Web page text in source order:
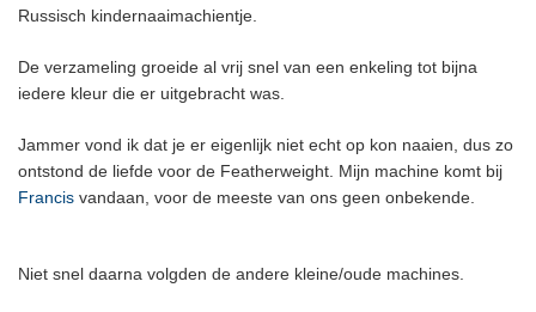
Russisch kindernaaimachientje.
De verzameling groeide al vrij snel van een enkeling tot bijna
iedere kleur die er uitgebracht was.
Jammer vond ik dat je er eigenlijk niet echt op kon naaien, dus zo
ontstond de liefde voor de Featherweight. Mijn machine komt bij
Francis vandaan, voor de meeste van ons geen onbekende.
Niet snel daarna volgden de andere kleine/oude machines.